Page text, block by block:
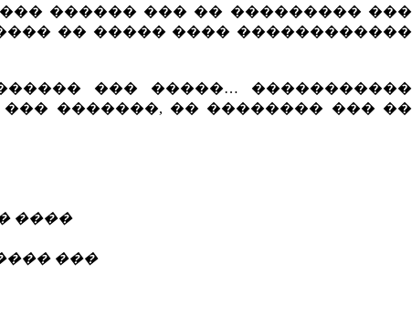
������ ��� �� ��������� ���
�� ����� ���� ������������
��� �����… �����������
�������, �� �������� ��� ��
����
���